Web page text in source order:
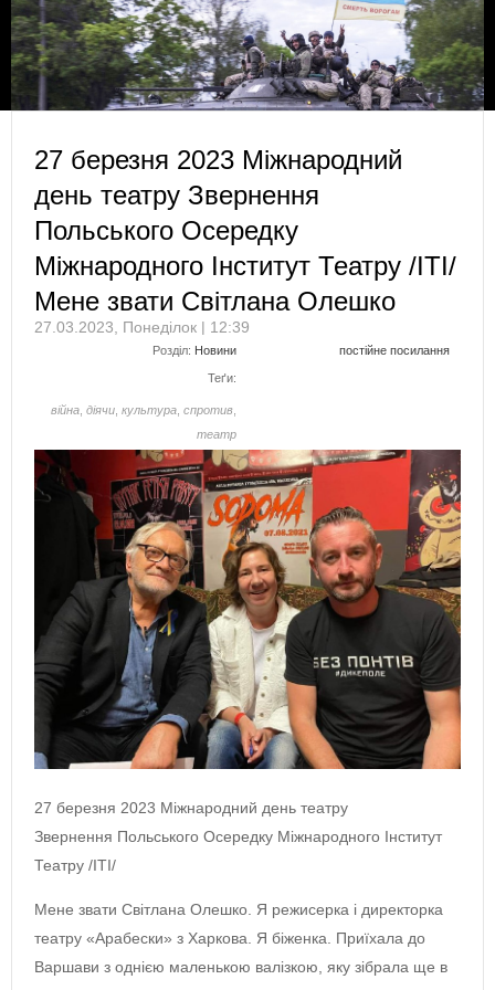
27 березня 2023 Міжнародний
день театру Звернення
Польського Осередку
Міжнародного Інститут Театру /ITI/
Мене звати Світлана Олешко
27.03.2023, Понеділок | 12:39
Розділ: Новини постійне посилання
Теґи:
війна діячи культура спротив
театр
27 березня 2023 Міжнародний день театру
Звернення Польського Осередку Міжнародного Інститут
Театру /ITI/
Мене звати Світлана Олешко. Я режисерка і директорка
театру «Арабески» з Харкова. Я біженка. Приїхала до
Варшави з однією маленькою валізкою, яку зібрала ще в